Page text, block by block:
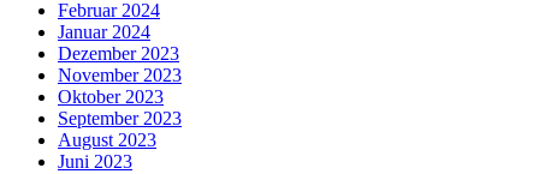
Februar 2024
Januar 2024
Dezember 2023
November 2023
Oktober 2023
September 2023
August 2023
Juni 2023